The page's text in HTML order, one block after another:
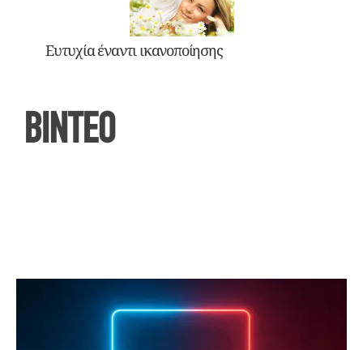
Ευτυχία έναντι ικανοποίησης
ΒΙΝΤΕΟ